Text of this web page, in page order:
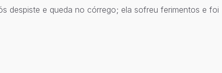
despiste e queda no córrego; ela sofreu ferimentos e foi